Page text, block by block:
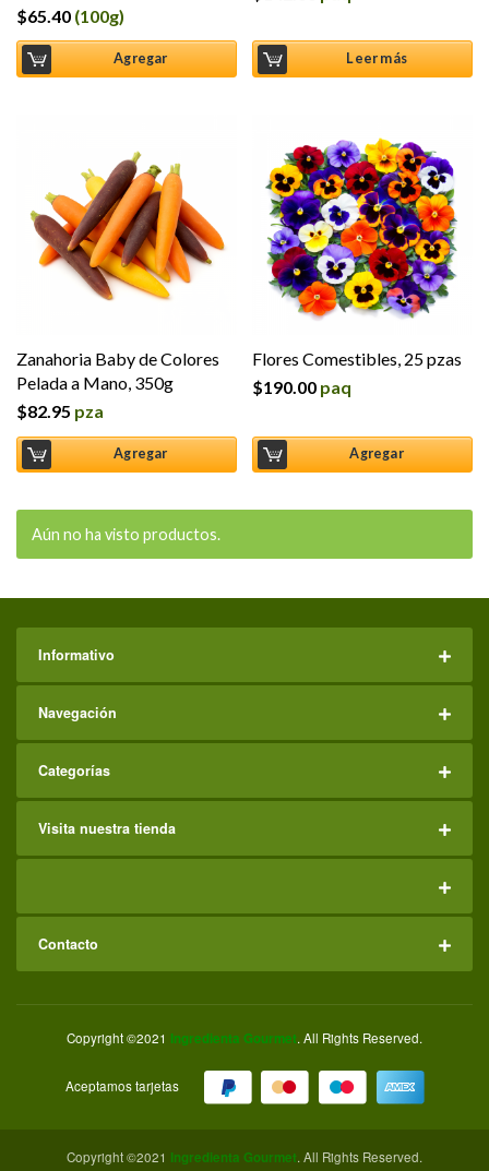
Valorado
de 5
$65.40 (100g)
Agregar Leer más
Zanahoria Baby de Colores
Pelada a Mano, 350g
$82.95 pza
Agregar
Flores Comestibles, 25 pzas
$190.00 paq
Agregar
Aún no ha visto productos.
Informativo
Navegación
Categorías
Visita nuestra tienda
Contacto
Copyright ©2021 Ingredienta Gourmet. All Rights Reserved.
Aceptamos tarjetas
Copyright ©2021 Ingredienta Gourmet. All Rights Reserved.